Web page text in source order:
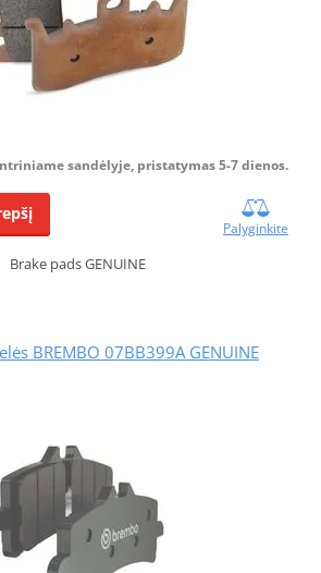
sandėlyje, pristatymas 5-7 dienos.
Palyginkite
Brake pads GENUINE
BREMBO 07BB399A GENUINE